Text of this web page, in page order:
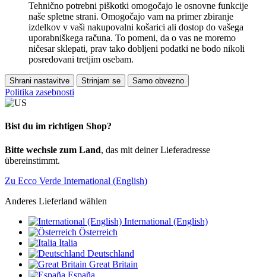
Tehnično potrebni piškotki omogočajo le osnovne funkcije
naše spletne strani. Omogočajo vam na primer zbiranje
izdelkov v vaši nakupovalni košarici ali dostop do vašega
uporabniškega računa. To pomeni, da o vas ne moremo
ničesar sklepati, prav tako dobljeni podatki ne bodo nikoli
posredovani tretjim osebam.
Shrani nastavitve Strinjam se Samo obvezno
Politika zasebnosti
Bist du im richtigen Shop?
Bitte wechsle zum Land, das mit deiner Lieferadresse
übereinstimmt.
Zu Ecco Verde International (English)
Anderes Lieferland wählen
International (English)
Österreich
Italia
Deutschland
Great Britain
España